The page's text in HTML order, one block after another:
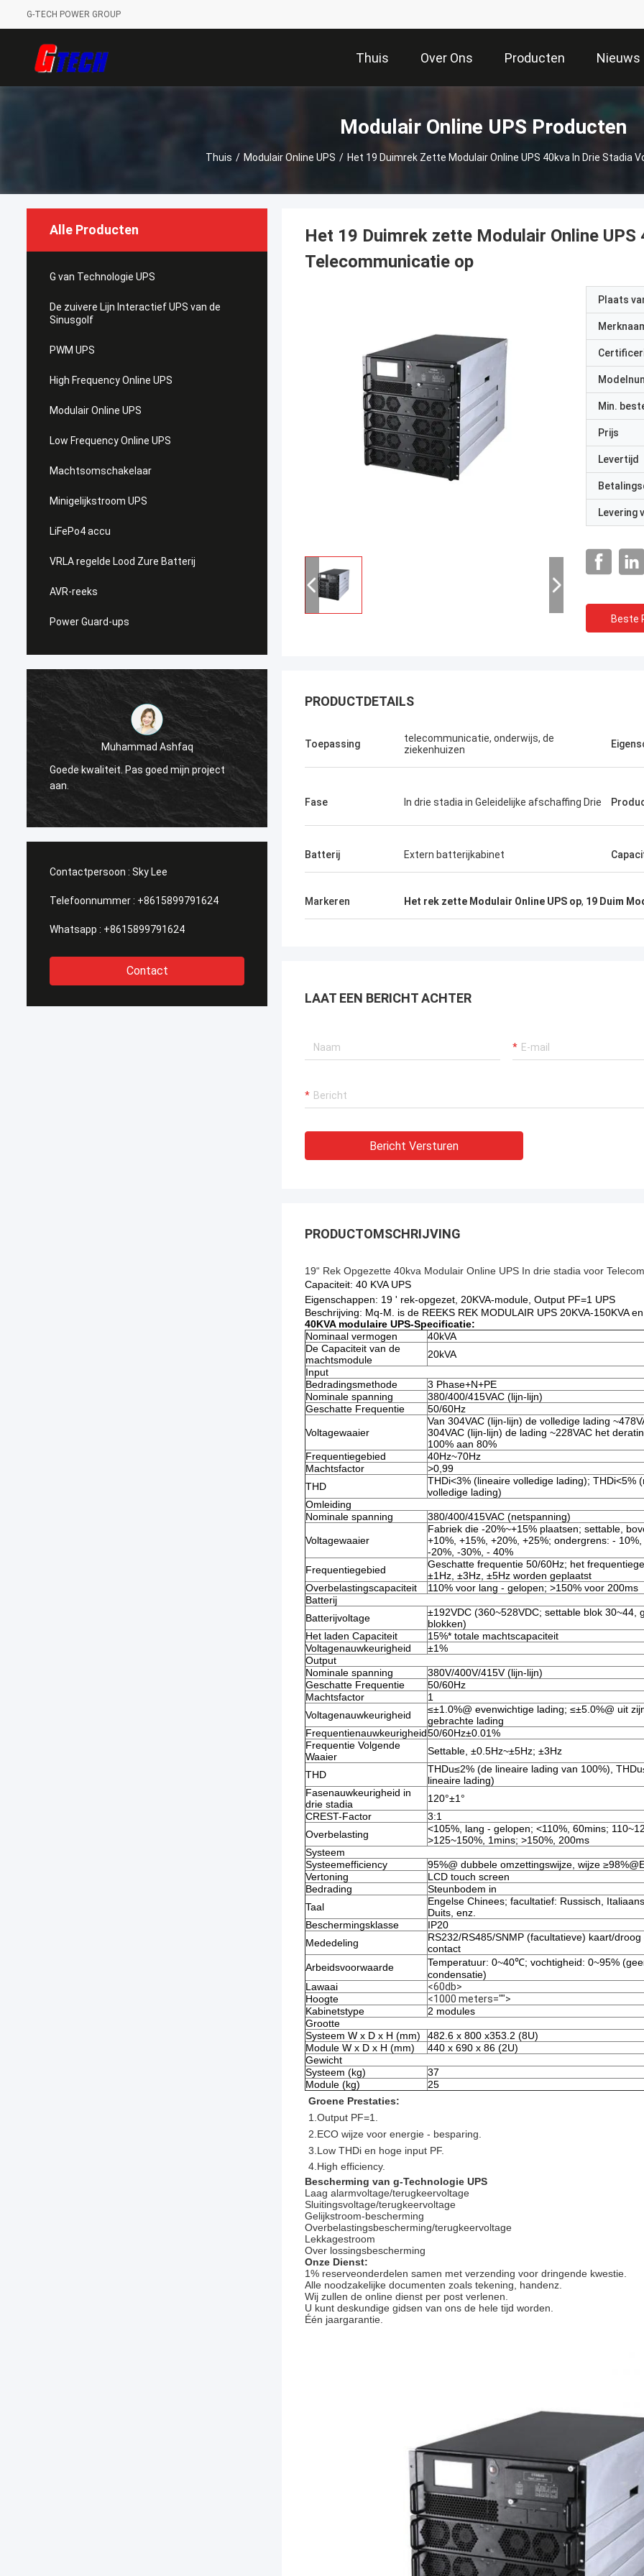
G-TECH POWER GROUP
Thuis Over Ons Producten Nieuws
Modulair Online UPS Producten
Thuis / Modulair Online UPS / Het 19 Duimrek Zette Modulair Online UPS 40kva In Drie Stadia
Alle Producten
G van Technologie UPS
De zuivere Lijn Interactief UPS van de
Sinusgolf
PWM UPS
High Frequency Online UPS
Modulair Online UPS
Low Frequency Online UPS
Machtsomschakelaar
Minigelijkstroom UPS
LiFePo4 accu
VRLA regelde Lood Zure Batterij
AVR-reeks
Power Guard-ups
Muhammad Ashfaq
Goede kwaliteit. Pas goed mijn project
aan.
Ik ben zeer tevreden met producten g-
Technologie, is de kwaliteit zeer goed en
ik het!
Contactpersoon : Sky Lee
Telefoonnummer : +8615899791624
Whatsapp : +8615899791624
Contact
Het 19 Duimrek zette Modulair Online
Telecommunicatie op
Plaats
Min.
Prijs
Levertijd
Levering
Beste
PRODUCTDETAILS
Toepassing
telecommunicatie, onderwijs, de
ziekenhuizen
Fase In drie stadia in Geleidelijke afschaffing Drie
Batterij Extern batterijkabinet
Markeren Het rek zette Modulair Online UPS op, 19 Duim
LAAT EEN BERICHT ACHTER
Bericht Versturen
PRODUCTOMSCHRIJVING
19“ Rek Opgezette 40kva Modulair Online UPS In drie stadia voor
Capaciteit: 40 KVA UPS
Eigenschappen: 19 ' rek-opgezet, 20KVA-module, Output PF=1 UPS
Beschrijving: Mq-M. is de REEKS REK MODULAIR UPS 20KVA-150KVA
40KVA modulaire UPS-Specificatie:
Nominaal vermogen
40kVA
De Capaciteit van de
machtsmodule
20kVA
Input
Bedradingsmethode
3 Phase+N+PE
Nominale spanning
380/400/415VAC (lijn-lijn)
Geschatte Frequentie
50/60Hz
Voltagewaaier
Van 304VAC (lijn-lijn) de volledige lading
304VAC (lijn-lijn) de lading ~228VAC het
100% aan 80%
Frequentiegebied
40Hz~70Hz
Machtsfactor
>0,99
THD
THDi<3% (lineaire volledige lading); THDi<5%
volledige lading)
Omleiding
Nominale spanning
380/400/415VAC (netspanning)
Voltagewaaier
Fabriek die -20%~+15% plaatsen; settable,
+10%, +15%, +20%, +25%; ondergrens: - 10%,
-20%, -30%, - 40%
Frequentiegebied
Geschatte frequentie 50/60Hz; het
±1Hz, ±3Hz, ±5Hz worden geplaatst
Overbelastingscapaciteit
110% voor lang - gelopen; >150% voor 200ms
Batterij
Batterijvoltage
±192VDC (360~528VDC; settable blok 30~44,
blokken)
Het laden Capaciteit
15%* totale machtscapaciteit
Voltagenauwkeurigheid
±1%
Output
Nominale spanning
380V/400V/415V (lijn-lijn)
Geschatte Frequentie
50/60Hz
Machtsfactor
1
Voltagenauwkeurigheid
≤±1.0%@ evenwichtige lading; ≤±5.0%@ uit
gebrachte lading
Frequentienauwkeurigheid50/60Hz±0.01%
Frequentie Volgende
Waaier
Settable, ±0.5Hz~±5Hz; ±3Hz
THD
THDu≤2% (de lineaire lading van 100%),
lineaire lading)
Fasenauwkeurigheid in
drie stadia
120°±1°
CREST-Factor
3:1
Overbelasting
<105%, lang - gelopen; <110%, 60mins;
>125~150%, 1mins; >150%, 200ms
Systeem
Systeemefficiency
95%@ dubbele omzettingswijze, wijze
Vertoning
LCD touch screen
Bedrading
Steunbodem in
Taal
Engelse Chinees; facultatief: Russisch,
Duits, enz.
Beschermingsklasse
IP20
Mededeling
RS232/RS485/SNMP (facultatieve) kaart/
contact
Arbeidsvoorwaarde
Temperatuur: 0~40℃; vochtigheid: 0~95%
condensatie)
Lawaai
<60db>
Hoogte
<1000 meters="">
Kabinetstype
2 modules
Grootte
Systeem W x D x H (mm)
482.6 x 800 x353.2 (8U)
Module W x D x H (mm)
440 x 690 x 86 (2U)
Gewicht
Systeem (kg)
37
Module (kg)
25
Groene Prestaties:
1.Output PF=1.
2.ECO wijze voor energie - besparing.
3.Low THDi en hoge input PF.
4.High efficiency.
Bescherming van g-Technologie UPS
Laag alarmvoltage/terugkeervoltage
Sluitingsvoltage/terugkeervoltage
Gelijkstroom-bescherming
Overbelastingsbescherming/terugkeervoltage
Lekkagestroom
Over lossingsbescherming
Onze Dienst:
1% reserveonderdelen samen met verzending voor dringende kwestie.
Alle noodzakelijke documenten zoals tekening, handenz.
Wij zullen de online dienst per post verlenen.
U kunt deskundige gidsen van ons de hele tijd worden.
Één jaargarantie.